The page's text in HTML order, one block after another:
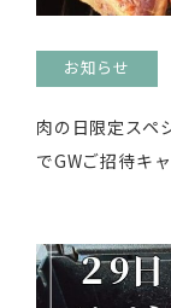
お知らせ
肉の日限定スペ
でGWご招待キ